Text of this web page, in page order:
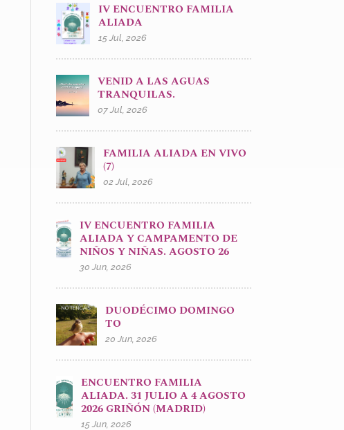
IV ENCUENTRO FAMILIA
ALIADA
15 Jul, 2026
VENID A LAS AGUAS
TRANQUILAS.
07 Jul, 2026
FAMILIA ALIADA EN VIVO
(7)
02 Jul, 2026
IV ENCUENTRO FAMILIA
ALIADA Y CAMPAMENTO DE
NIÑOS Y NIÑAS. AGOSTO 26
30 Jun, 2026
DUODÉCIMO DOMINGO
TO
20 Jun, 2026
ENCUENTRO FAMILIA
ALIADA. 31 JULIO A 4 AGOSTO
2026 GRIÑÓN (MADRID)
15 Jun, 2026